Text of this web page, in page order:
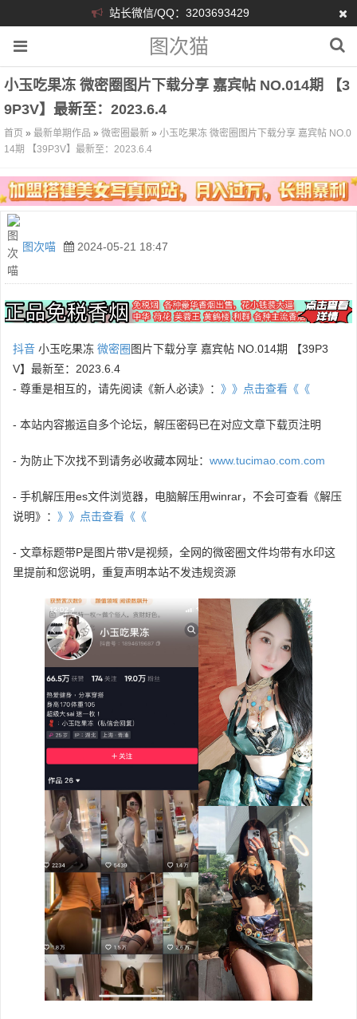
站长微信/QQ：3203693429
图次猫
小玉吃果冻 微密圈图片下载分享 嘉宾帖 NO.014期 【3
9P3V】最新至：2023.6.4
首页 » 最新单期作品 » 微密圈最新 » 小玉吃果冻 微密圈图片下载分享 嘉宾帖 NO.0
14期 【39P3V】最新至：2023.6.4
图次喵 2024-05-21 18:47
抖音 小玉吃果冻 微密圈 图片下载分享 嘉宾帖 NO.014期 【39P3
V】最新至：2023.6.4
- 尊重是相互的，请先阅读《新人必读》： 》》点击查看《《
- 本站内容搬运自多个论坛，解压密码已在对应文章下载页注明
- 为防止下次找不到请务必收藏本网址： www.tucimao.com.com
- 手机解压用es文件浏览器，电脑解压用winrar，不会可查看《解压
说明》： 》》点击查看《《
- 文章标题带P是图片带V是视频，全网的微密圈文件均带有水印这
里提前和您说明，重复声明本站不发违规资源